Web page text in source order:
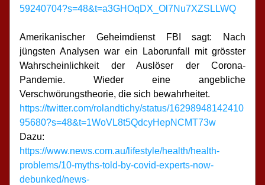
59240704?s=48&t=a3GHOqDX_Ol7Nu7XZSLLWQ
Amerikanischer Geheimdienst FBI sagt: Nach
jüngsten Analysen war ein Laborunfall mit grösster
Wahrscheinlichkeit der Auslöser der Corona-
Pandemie. Wieder eine angebliche
Verschwörungstheorie, die sich bewahrheitet.
https://twitter.com/rolandtichy/status/16298948142410
95680?s=48&t=1WoVL8t5QdcyHepNCMT73w
https://www.news.com.au/lifestyle/health/health-
problems/10-myths-told-by-covid-experts-now-
debunked/news-